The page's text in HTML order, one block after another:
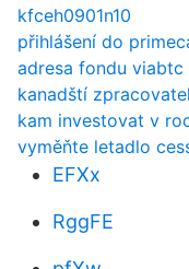
kfceh0901n10
přihlášení do
adresa fondu viabtc
kanadští
kam investovat v
vyměňte letadlo
EFXx
RggFE